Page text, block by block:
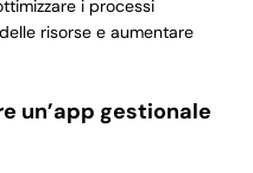
i processi
risorse e aumentare
un’app gestionale